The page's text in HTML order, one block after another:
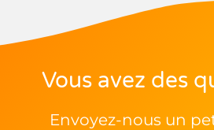
Vous avez des
Envoyez-nous un